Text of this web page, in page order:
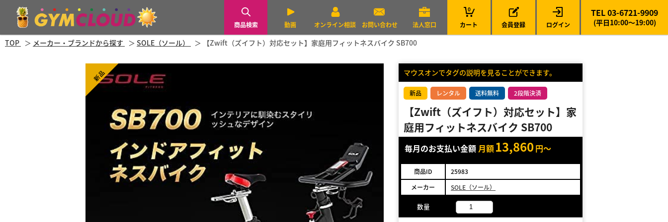
商品検索 動画 オンライン相談 お問い合わせ 法人窓口 カート
0
会員登録 ログイン
TEL 03-6721-9909
(平日10:00～19:00)
TOP メーカー・ブランドから探す SOLE（ソール） 【Zwift（ズイフト）対応セット】家庭用フィットネスバイク SB700
新品 マウスオンでタグの説明を見ることができます。
新品 レンタル 送料無料 2段階決済
【Zwift（ズイフト）対応セット】家
庭用フィットネスバイク SB700
毎月のお支払い金額 月額13,860 円～
商品ID
25983
メーカー
SOLE（ソール）
数量